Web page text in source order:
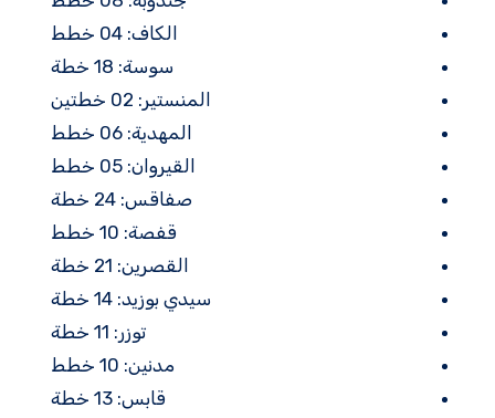
الكاف: 04 خطط
سوسة: 18 خطة
المنستير: 02 خطتين
المهدية: 06 خطط
القيروان: 05 خطط
صفاقس: 24 خطة
قفصة: 10 خطط
القصرين: 21 خطة
سيدي بوزيد: 14 خطة
توزر: 11 خطة
مدنين: 10 خطط
قابس: 13 خطة